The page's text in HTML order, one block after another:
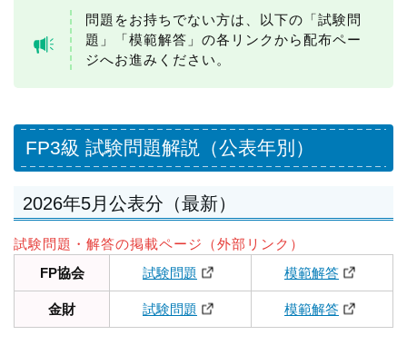
問題をお持ちでない方は、以下の「試験問
題」「模範解答」の各リンクから配布ペー
ジへお進みください。
FP3級 試験問題解説（公表年別）
2026年5月公表分（最新）
試験問題・解答の掲載ページ（外部リンク）
FP協会
試験問題 模範解答
金財 試験問題 模範解答